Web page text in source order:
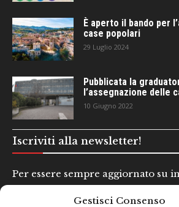
Gestisci Consenso
È aperto il bando per
case popolari
29 Luglio 2024
Pubblicata la
l’assegnazione delle
10 Giugno 2022
Iscriviti alla newsletter!
Per essere sempre aggiornato su